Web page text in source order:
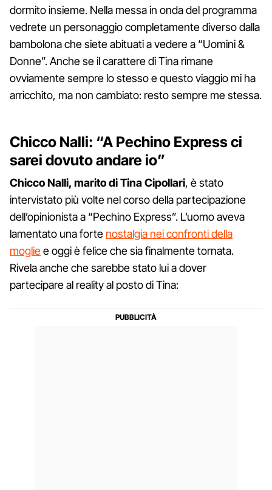
dormito insieme. Nella messa in onda del programma
vedrete un personaggio completamente diverso dalla
bambolona che siete abituati a vedere a “Uomini &
Donne”. Anche se il carattere di Tina rimane
ovviamente sempre lo stesso e questo viaggio mi ha
arricchito, ma non cambiato: resto sempre me stessa.
Chicco Nalli: “A Pechino Express ci
sarei dovuto andare io”
Chicco Nalli, marito di Tina Cipollari, è stato
intervistato più volte nel corso della partecipazione
dell’opinionista a “Pechino Express”. L’uomo aveva
lamentato una forte nostalgia nei confronti della
mogliee oggi è felice che sia finalmente tornata.
Rivela anche che sarebbe stato lui a dover
partecipare al reality al posto di Tina: